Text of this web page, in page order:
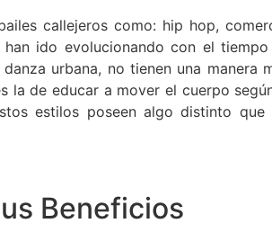
callejeros como: hip hop,
ido evolucionando con el
urbana, no tienen una manera
la de educar a mover el cuerpo
estilos poseen algo distinto que
Beneficios